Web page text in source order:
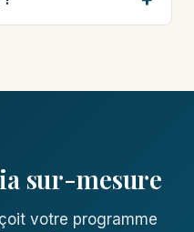
sur-mesure
votre programme